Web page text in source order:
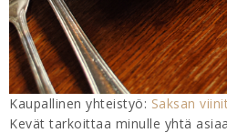
Kaupallinen yhteistyö: Saksan
Kevät tarkoittaa minulle yhtä